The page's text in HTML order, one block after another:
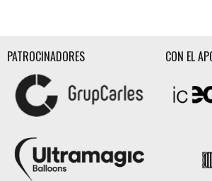
PATROCINADORES CON EL